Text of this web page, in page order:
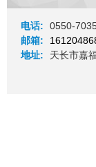
电话:
0550-
邮箱:
地址:
天长市嘉